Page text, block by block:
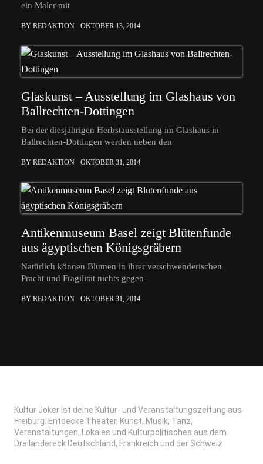
ein Maler mit
BY REDAKTION OKTOBER 13, 2014
Glaskunst – Ausstellung im Glashaus von
Ballrechten-Dottingen
Bei der diesjährigen Herbstausstellung im Glashaus in
Ballrechten-Dottingen werden neben den
BY REDAKTION OKTOBER 31, 2014
Antikenmuseum Basel zeigt Blütenfunde
aus ägyptischen Königsgräbern
Natürlich können Blumen in ihrer verschwenderischen
Pracht und Fragilität nichts gegen
BY REDAKTION OKTOBER 31, 2014
Kultur Joker ist deine Kultur- und Veranstaltungszeitung aus
Freiburg. Entdecke Theater, Kunst, Musik, Tanz,
Veranstaltungen, Lokales und Kulturpolitisches aus dem
Dreiländereck Deutschland, Frankreich und der Schweiz.